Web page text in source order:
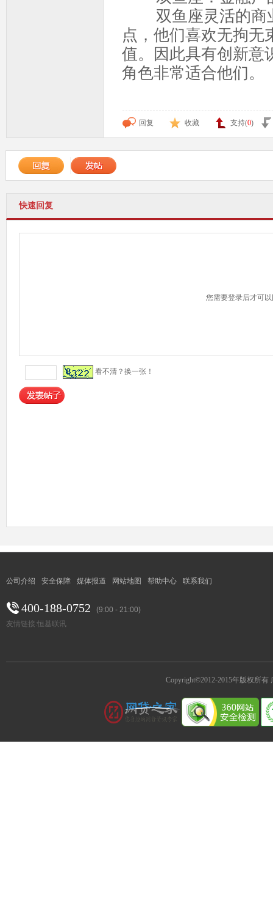
双鱼座灵活的商业
点，他们喜欢无拘无
值。因此具有创新意
角色非常适合他们。
回复 收藏 支持(0)
快速回复
看不清？ 换一张！
您需要登录后才可
公司介绍 安全保障 媒体报道 网站地图 帮助中心 联系我们
400-188-0752
(9:00 - 21:00)
友情链接:恒基联讯
Copyright©2012-2015年版权所有